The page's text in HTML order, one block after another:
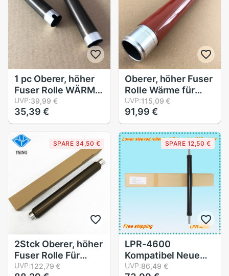
1 pc Oberer, höher
Fuser Rolle WÄRME
Rolle für Samsung
ML 1510 1610 1640
1710 1750 SCX
4200 4216 4216F
4300 4521 4521F
ML1640
UVP:39,99 €
35,39 €
Oberer, höher Fuser
Rolle Wärme für
Xerox DC 240 242
250 252 260 WC
7655 7665 7675
7755 7765 7775
DCC 6550 7500
7550 6500 5065
UVP:115,09 €
91,99 €
SPARE 34,50 €
2Stck Oberer, höher
Fuser Rolle Für
Scharf Kopierer Arm
UVP:122,79 €
SPARE 12,50 €
LPR-4600
Kompatibel Neue
Niederösterreich
UVP:86,49 €